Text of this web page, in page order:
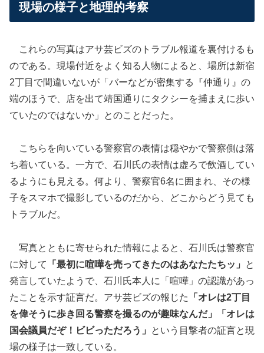
現場の様子と地理的考察
これらの写真はアサ芸ビズのトラブル報道を裏付けるも
のである。現場付近をよく知る人物によると、場所は新宿
2丁目で間違いないが「バーなどが密集する『仲通り』の
端のほうで、店を出て靖国通りにタクシーを捕まえに歩い
ていたのではないか」とのことだった。
こちらを向いている警察官の表情は穏やかで警察側は落
ち着いている。一方で、石川氏の表情は虚ろで飲酒してい
るようにも見える。何より、警察官6名に囲まれ、その様
子をスマホで撮影しているのだから、どこからどう見ても
トラブルだ。
写真とともに寄せられた情報によると、石川氏は警察官
に対して
「最初に喧嘩を売ってきたのはあなたたちッ」
と
発言していたようで、石川氏本人に「喧嘩」の認識があっ
たことを示す証言だ。アサ芸ビズの報じた
「オレは2丁目
を偉そうに歩き回る警察を撮るのが趣味なんだ」「オレは
国会議員だぞ！ビビっただろう」
という目撃者の証言と現
場の様子は一致している。